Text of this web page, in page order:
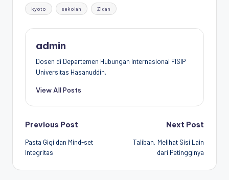
Tags:
kyoto sekolah Zidan
admin
Dosen di Departemen Hubungan Internasional FISIP
Universitas Hasanuddin.
View All Posts
Post
navigation
Previous Post
Pasta Gigi dan Mind-set
Integritas
Next Post
Taliban, Melihat Sisi Lain
dari Petingginya